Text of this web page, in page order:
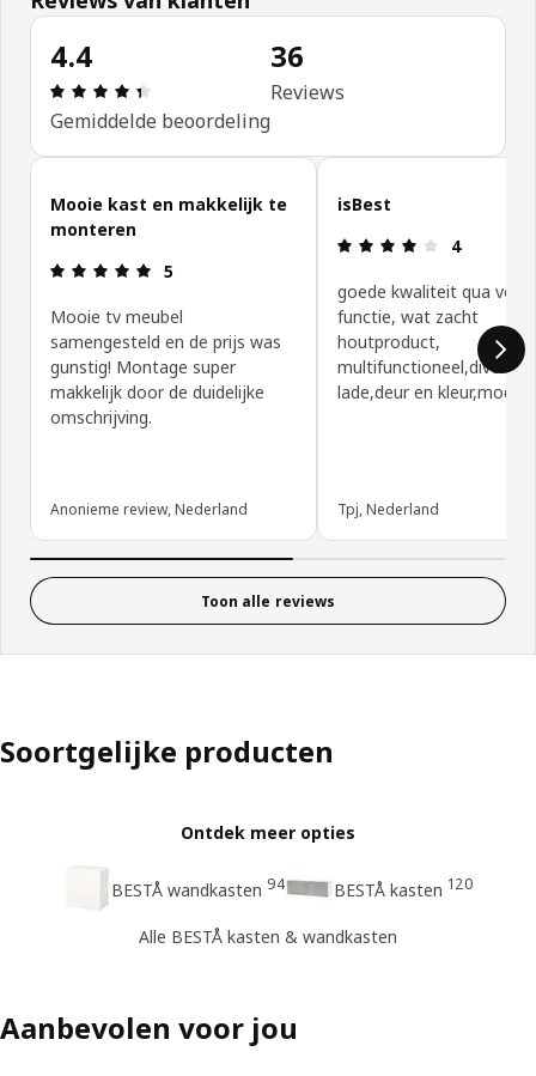
4.4
Review: 4.4 van 5 sterren. Totaal beoordelingen:
Gemiddelde beoordeling
36
Reviews
Klantbeoordelingen overslaan
Mooie kast en makkelijk te
monteren
Review: 5 van 5 sterren.
5
Mooie tv meubel
samengesteld en de prijs was
gunstig! Montage super
makkelijk door de duidelijke
omschrijving.
Anonieme review, Nederland
isBest
Review: 4
4
goede kwaliteit qua
functie, wat zacht
houtproduct,
multifunctioneel,divers
lade,deur en
Tpj, Nederland
Toon alle reviews
Soortgelijke producten
Ontdek meer opties
BESTÅ wandkasten 94 BESTÅ kasten 120
Alle BESTÅ kasten & wandkasten
Aanbevolen voor jou